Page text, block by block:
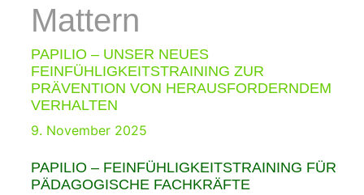
Mattern
PAPILIO – UNSER NEUES
FEINFÜHLIGKEITSTRAINING ZUR
PRÄVENTION VON HERAUSFORDERNDEM
VERHALTEN
Posted
9. November 2025
PAPILIO – FEINFÜHLIGKEITSTRAINING FÜR
PÄDAGOGISCHE FACHKRÄFTE